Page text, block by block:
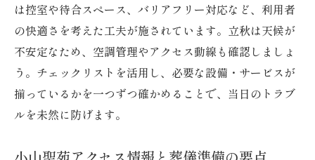
は控室や待合スペース、バリアフリー対応など、利用者
の快適さを考えた工夫が施されています。立秋は天候が
不安定なため、空調管理やアクセス動線も確認しましょ
う。チェックリストを活用し、必要な設備・サービスが
揃っているかを一つずつ確かめることで、当日のトラブ
ルを未然に防げます。